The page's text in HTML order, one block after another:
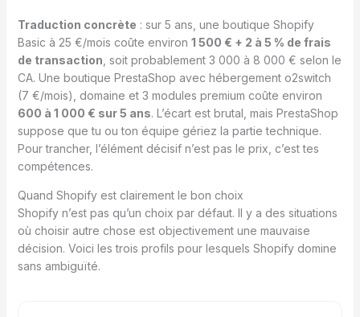
Traduction concrète : sur 5 ans, une boutique Shopify
Basic à 25 €/mois coûte environ 1 500 € + 2 à 5 % de frais
de transaction , soit probablement 3 000 à 8 000 € selon le
CA. Une boutique PrestaShop avec hébergement o2switch
(7 €/mois), domaine et 3 modules premium coûte environ
600 à 1 000 € sur 5 ans. L’écart est brutal, mais PrestaShop
suppose que tu ou ton équipe gériez la partie technique.
Pour trancher, l’élément décisif n’est pas le prix, c’est tes
compétences.
Quand Shopify est clairement le bon choix
Shopify n’est pas qu’un choix par défaut. Il y a des situations
où choisir autre chose est objectivement une mauvaise
décision. Voici les trois profils pour lesquels Shopify domine
sans ambiguïté.